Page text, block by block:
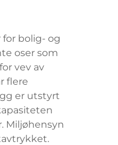
bolig- og
oser som
vev av
flere
er utstyrt
Miljøhensyn